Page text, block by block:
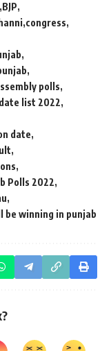
BJP
congress
polls
list 2022
date
Polls 2022
be winning in punjab